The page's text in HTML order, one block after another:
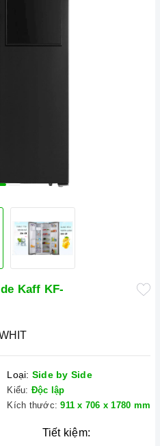
Kaff KF-
Loại: Side by Side
Kiểu: Độc lập
Kích thước: 911 x 706 x 1780 mm
Tiết kiệm: